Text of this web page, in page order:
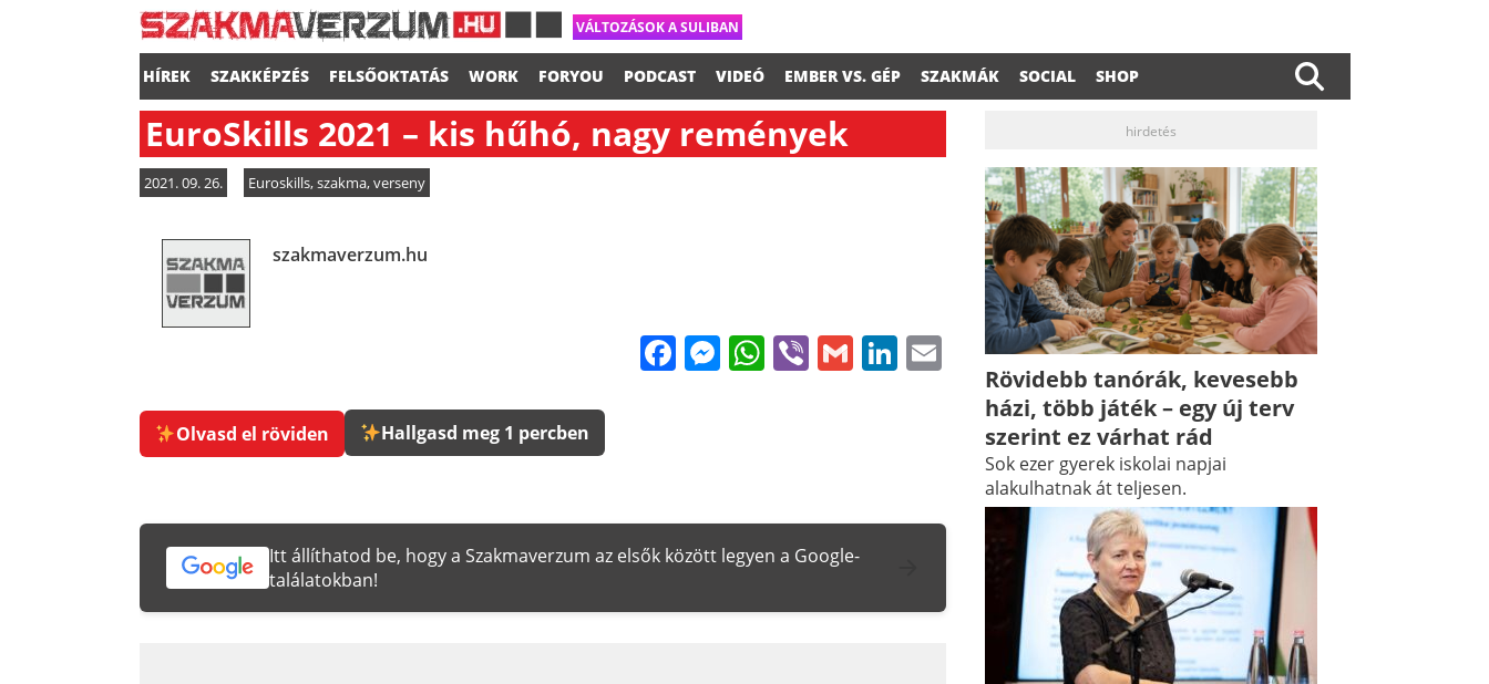
VÁLTOZÁSOK A SULIBAN
HÍREK SZAKKÉPZÉS FELSŐOKTATÁS WORK FORYOU PODCAST VIDEÓ EMBER VS. GÉP SZAKMÁK SOCIAL SHOP
EuroSkills 2021 – kis hűhó, nagy remények
2021. 09. 26. Euroskills,szakma,verseny
szakmaverzum.hu
Facebook
Messenger
WhatsApp
ViberGmailLinkedIn
Email
Olvasd el röviden Hallgasd meg 1 percben
Itt állíthatod be, hogy a Szakmaverzum az elsők között legyen a Google-
találatokban!
hirdetés
Rövidebb tanórák, kevesebb
házi, több játék – egy új terv
szerint ez várhat rád
Sok ezer gyerek iskolai napjai
alakulhatnak át teljesen.